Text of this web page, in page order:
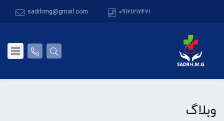
09121212421
sadrhmg@gmail.com
وبلاگ